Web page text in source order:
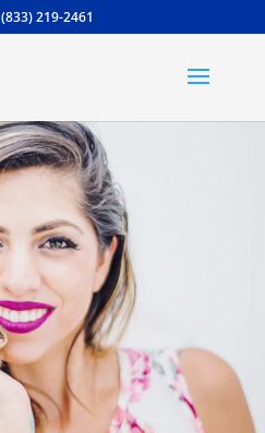
(833) 219-2461